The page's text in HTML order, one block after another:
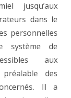
jusqu’aux
dans le
personnelles
système de
aux
préalable des
Il a